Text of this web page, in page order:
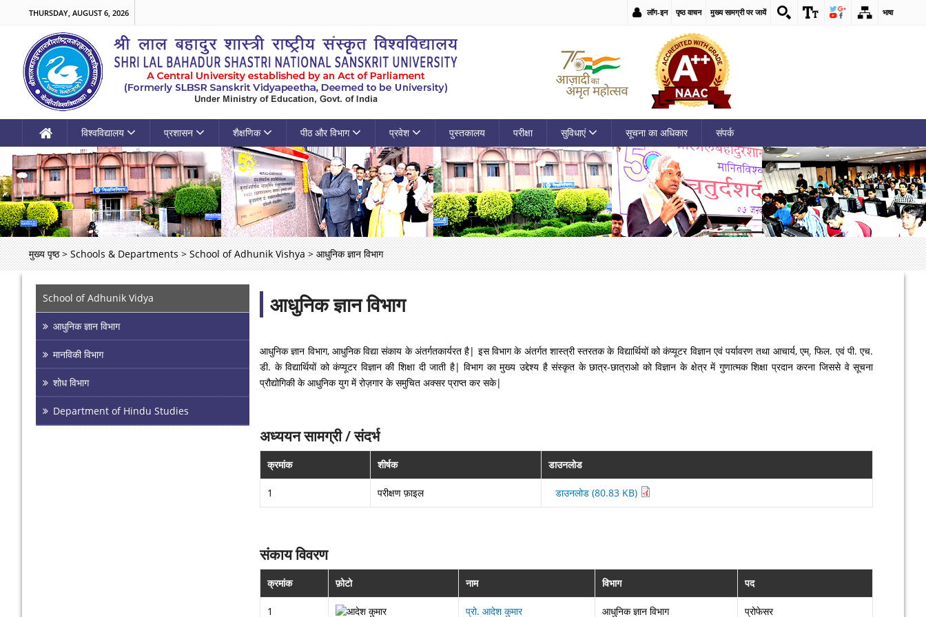
THURSDAY, AUGUST 6, 2026 लॉग-इन पृष्ठ वाचन मुख्य सामग्री पर जायें भाषा
विश्वविद्यालय प्रशासन शैक्षणिक पीठ और विभाग प्रवेश पुस्तकालय परीक्षा सुविधाएं सूचना का अधिकार संपर्क
मुख्य पृष्ठ > Schools & Departments > School of Adhunik Vishya > आधुनिक ज्ञान विभाग
School of Adhunik Vidya
आधुनिक ज्ञान विभाग
मानविकी विभाग
शोध विभाग
Department of Hindu Studies
आधुनिक ज्ञान विभाग
आधुनिक ज्ञान विभाग, आधुनिक विद्या संकाय के अंतर्गतकार्यरत है| इस विभाग के अंतर्गत शास्त्री स्तरतक के विद्यार्थियों को कंप्यूटर विज्ञान एवं पर्यावरण तथा आचार्य, एम्. फिल. एवं पी. एच.
डी. के विद्यार्थियों को कंप्यूटर विज्ञान की शिक्षा दी जाती है| विभाग का मुख्य उद्देश्य है संस्कृत के छात्र-छात्राओ को विज्ञान के क्षेत्र में गुणात्मक शिक्षा प्रदान करना जिससे वे सूचना
प्रौद्योगिकी के आधुनिक युग में रोज़गार के समुचित अक्सर प्राप्त कर सके|
अध्ययन सामग्री / संदर्भ
क्रमांक शीर्षक डाउनलोड
1 परीक्षण फ़ाइल डाउनलोड (80.83 KB)
संकाय विवरण
क्रमांक फ़ोटो नाम विभाग पद
1 प्रो. आदेश कुमार आधुनिक ज्ञान विभाग प्रोफेसर